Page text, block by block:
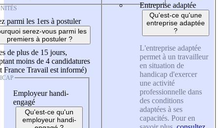
parmi les 1ers à postuler
serez-vous parmi les
premiers à postuler ?
de plus de 15 jours,
moins de 4 candidatures
France Travail est informé)
Employeur handi-
engagé
Qu'est-ce qu'un
employeur handi-
Entreprise adaptée
Qu'est-ce qu'une
entreprise adaptée
?
L'entreprise adaptée
permet à un travailleur
en situation de
handicap d'exercer
une activité
professionnelle dans
des conditions
adaptées à ses
capacités. Pour en